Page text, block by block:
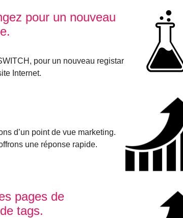
pour un nouveau
pour un nouveau registar
Internet.
d’un point de vue marketing.
une réponse rapide.
pages de
tags.